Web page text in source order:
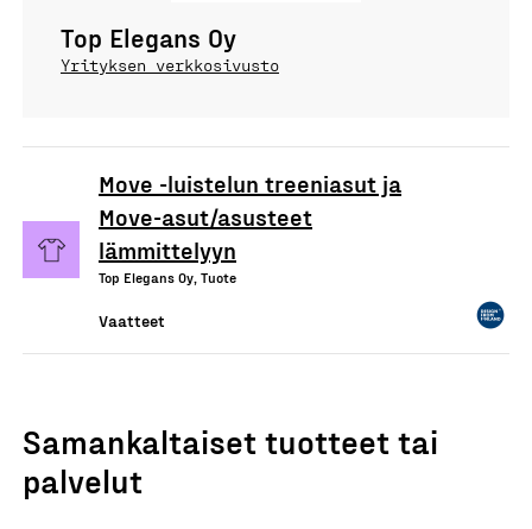
Top Elegans Oy
Yrityksen verkkosivusto
Move -luistelun treeniasut ja
Move-asut/asusteet
lämmittelyyn
Top Elegans Oy, Tuote
Vaatteet
Samankaltaiset tuotteet tai
palvelut